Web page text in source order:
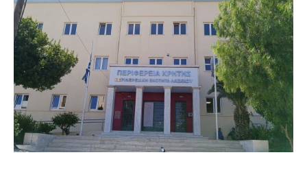
Ενημέρωση
Έργα
Δράσεις
Ψηφιακές
Υπηρεσίες
Επικοινωνία